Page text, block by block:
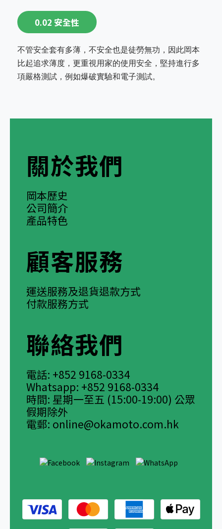
0.02 安全性
不管安全套有多薄，不安全也是徒勞無功，因此岡本
比起追求薄度，更重視用家的使用安全，堅持進行多
項嚴格測試，例如爆破實驗和電子測試。
關於我們
岡本歷史
公司簡介
產品特色
顧客服務
運送服務及退貨退款方式
付款服務方式
聯絡我們
電話: +852 9168-0334
Whatsapp: +852 9168-0334
時間: 星期一至五 (15:00-19:00) 公眾
假期除外
電郵: online@okamoto.com.hk